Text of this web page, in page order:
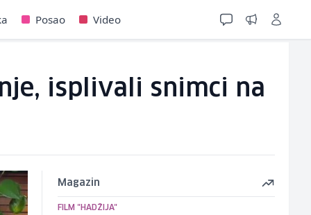
Posao Video
isplivali snimci na
Magazin
FILM "HADŽIJA"